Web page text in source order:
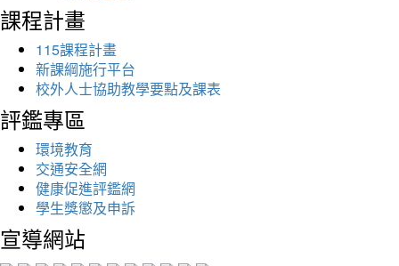
課程計畫
115課程計畫
新課綱施行平台
校外人士協助教學要點及課表
評鑑專區
環境教育
交通安全網
健康促進評鑑網
學生獎懲及申訴
宣導網站